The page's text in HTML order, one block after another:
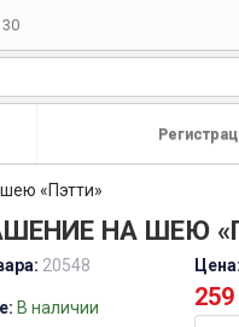
«Пэтти»
НА ШЕЮ
20548
В наличии
Цена:
259